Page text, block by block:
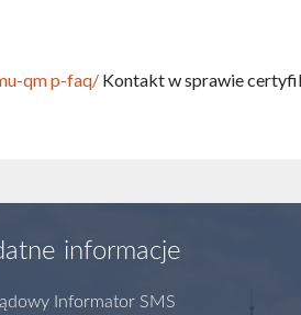
qm p-faq/ Kontakt w sprawie
informacje
Informator SMS